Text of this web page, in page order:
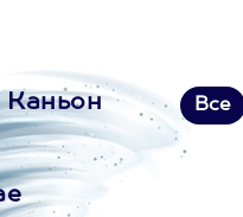
Каньон
Все